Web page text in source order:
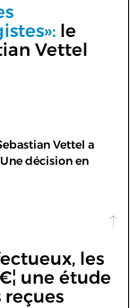
le
Vettel
Vettel a
décision en
les
une étude